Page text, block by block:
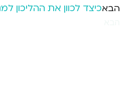
הבאכיצד לכוון את ההליכון